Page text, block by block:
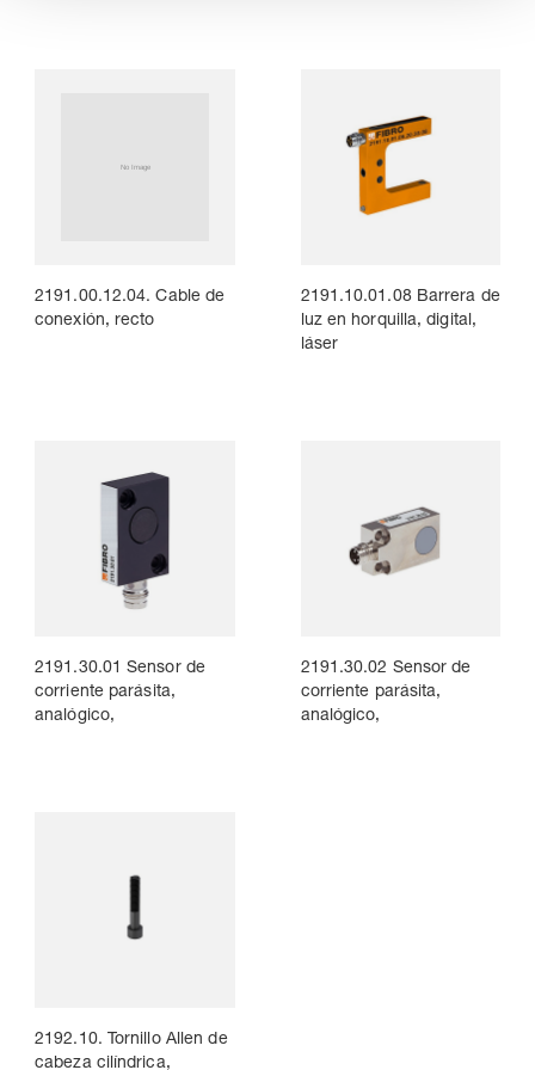
2191.00.12.04. Cable de
conexión, recto
2191.10.01.08 Barrera de
luz en horquilla, digital,
láser
2191.30.01 Sensor de
corriente parásita,
analógico,
2191.30.02 Sensor de
corriente parásita,
analógico,
2192.10. Tornillo Allen de
cabeza cilíndrica,